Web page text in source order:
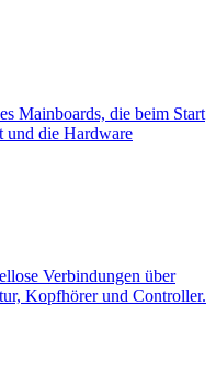
Mainboards, die beim Start
und die Hardware
Verbindungen über
Kopfhörer und Controller.